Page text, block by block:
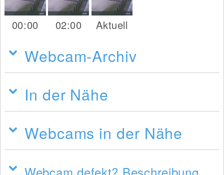
00:00 02:00 Aktuell
Webcam-Archiv
In der Nähe
Webcams in der Nähe